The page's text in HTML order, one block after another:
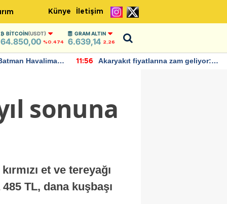
Künye İletişim
BITCOIN(USDT)
64.850,00 %0.474
GRAM ALTIN
6.639,14 2,26
Havalimanı
11:56
Akaryakıt fiyatlarına zam geliyor:
sonuna
et ve tereyağı
TL, dana kuşbaşı